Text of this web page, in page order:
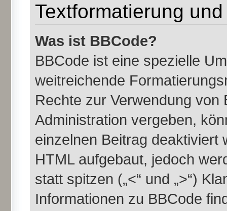
Textformatierung
Was ist BBCode?
BBCode ist eine spezielle
weitreichende
Rechte zur Verwendung
Administration vergeben,
einzelnen Beitrag deaktiviert
HTML aufgebaut, jedoch
statt spitzen („<“ und „>“)
Informationen zu BBCode